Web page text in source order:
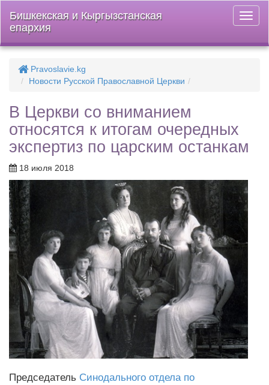
меню
Бишкекская и Кыргызстанская
епархия
Pravoslavie.kg
Новости Русской Православной Церкви
В Церкви со вниманием
относятся к итогам очередных
экспертиз по царским останкам
18 июля 2018
Председатель Синодального отдела по